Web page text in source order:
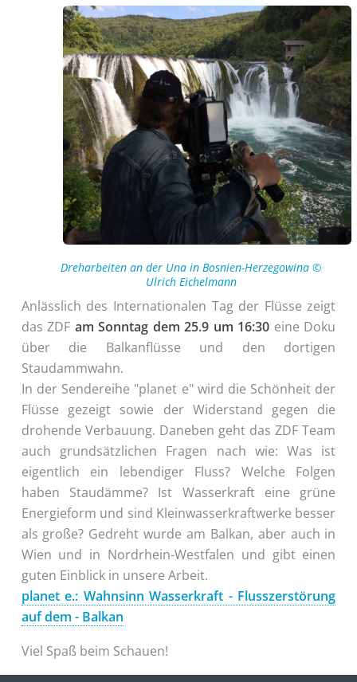
Dreharbeiten an der Una in Bosnien-Herzegowina ©
Ulrich Eichelmann
Anlässlich des Internationalen Tag der Flüsse zeigt
das ZDF am Sonntag dem 25.9 um 16:30 eine Doku
über die Balkanflüsse und den dortigen
Staudammwahn.
In der Sendereihe "planet e" wird die Schönheit der
Flüsse gezeigt sowie der Widerstand gegen die
drohende Verbauung. Daneben geht das ZDF Team
auch grundsätzlichen Fragen nach wie: Was ist
eigentlich ein lebendiger Fluss? Welche Folgen
haben Staudämme? Ist Wasserkraft eine grüne
Energieform und sind Kleinwasserkraftwerke besser
als große? Gedreht wurde am Balkan, aber auch in
Wien und in Nordrhein-Westfalen und gibt einen
guten Einblick in unsere Arbeit.
planet e.: Wahnsinn Wasserkraft - Flusszerstörung
auf dem - Balkan
Viel Spaß beim Schauen!